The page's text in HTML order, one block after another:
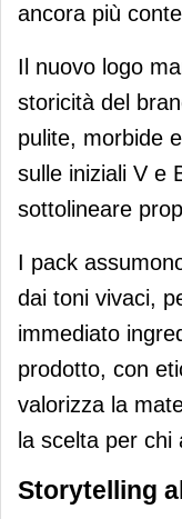
ancora più
Il nuovo logo
storicità del
pulite, morbide
sulle iniziali V e
sottolineare
I pack
dai toni vivaci,
immediato
prodotto, con
valorizza la
la scelta per chi
Storytelling